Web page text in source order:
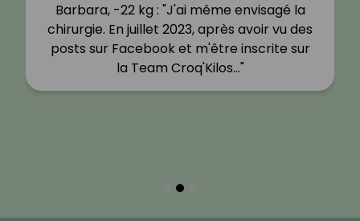
Barbara, -22 kg : "J'ai même envisagé la
chirurgie. En juillet 2023, après avoir vu des
posts sur Facebook et m'être inscrite sur
la Team Croq'Kilos…"